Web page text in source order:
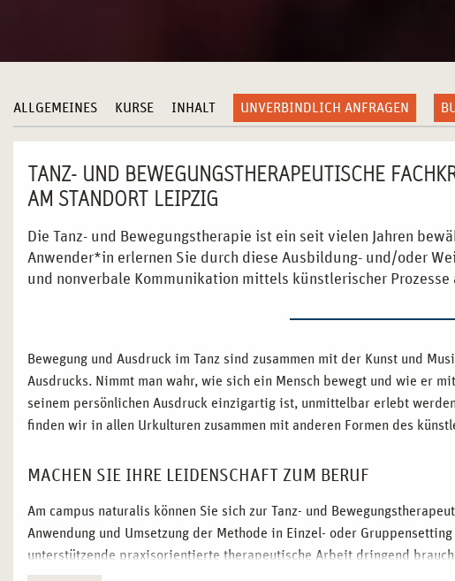
ALLGEMEINES KURSE INHALT UNVERBINDLICH ANFRAGEN
TANZ- UND BEWEGUNGSTHERAPEUTISCHE
AM STANDORT LEIPZIG
Die Tanz- und Bewegungstherapie ist ein seit vielen Jahren
Anwender*in erlernen Sie durch diese Ausbildung- und/oder
und nonverbale Kommunikation mittels künstlerischer Prozesse
Bewegung und Ausdruck im Tanz sind zusammen mit der Kunst und
Ausdrucks. Nimmt man wahr, wie sich ein Mensch bewegt und wie er
seinem persönlichen Ausdruck einzigartig ist, unmittelbar erlebt
finden wir in allen Urkulturen zusammen mit anderen Formen des
MACHEN SIE IHRE LEIDENSCHAFT ZUM BERUF
Am campus naturalis können Sie sich zur Tanz- und
Anwendung und Umsetzung der Methode in Einzel- oder
unterstützende praxisorientierte therapeutische Arbeit dringend